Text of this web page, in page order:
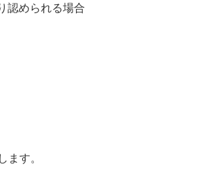
認められる場合
す。